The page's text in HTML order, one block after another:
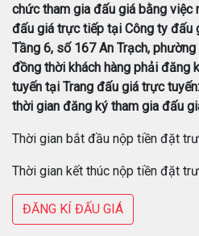
chức tham gia đấu giá bằng việc
đấu giá trực tiếp tại Công ty đấu
Tầng 6, số 167 An Trạch,
đồng thời khách hàng phải đăng
tuyến tại Trang đấu giá trực
thời gian đăng ký tham gia đấu
Thời gian bắt đầu nộp tiền đặt
Thời gian kết thúc nộp tiền đặt
ĐĂNG KÍ ĐẤU GIÁ